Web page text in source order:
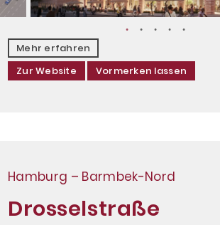
Mehr erfahren
Zur Website
Vormerken lassen
Hamburg – Barmbek-Nord
Drosselstraße